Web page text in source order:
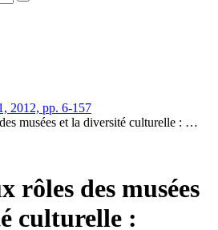
2012, pp. 6-157
musées et la diversité culturelle : …
rôles des musées
culturelle :